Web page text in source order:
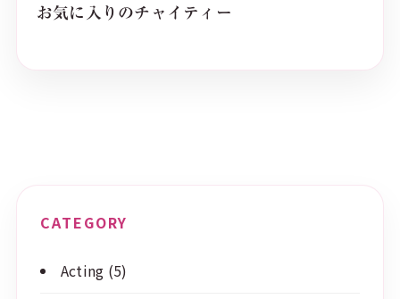
お気に入りのチャイティー
CATEGORY
Acting (5)